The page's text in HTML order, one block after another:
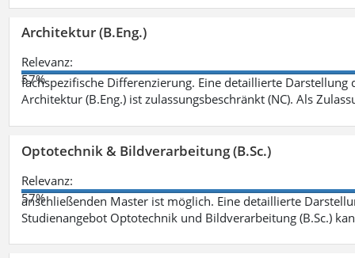
Architektur (B.Eng.)
Relevanz:
57%
fachspezifische Differenzierung. Eine detaillierte
Architektur (B.Eng.) ist zulassungsbeschränkt (NC). Als
Optotechnik & Bildverarbeitung (B.Sc.)
Relevanz:
57%
anschließenden Master ist möglich. Eine detaillierte
Studienangebot Optotechnik und Bildverarbeitung (B.Sc.)